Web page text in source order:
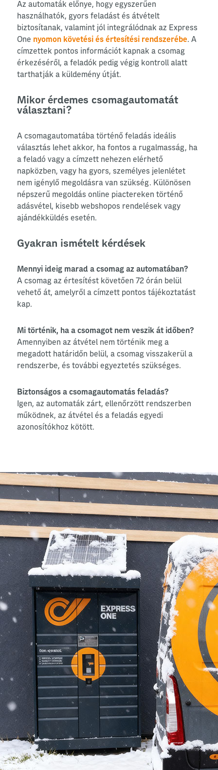
Az automaták előnye, hogy egyszerűen
használhatók, gyors feladást és átvételt
biztosítanak, valamint jól integrálódnak az Express
One nyomon követési és értesítési rendszerébe. A
címzettek pontos információt kapnak a csomag
érkezéséről, a feladók pedig végig kontroll alatt
tarthatják a küldemény útját.
Mikor érdemes csomagautomatát
választani?
A csomagautomatába történő feladás ideális
választás lehet akkor, ha fontos a rugalmasság, ha
a feladó vagy a címzett nehezen elérhető
napközben, vagy ha gyors, személyes jelenlétet
nem igénylő megoldásra van szükség. Különösen
népszerű megoldás online piactereken történő
adásvétel, kisebb webshopos rendelések vagy
ajándékküldés esetén.
Gyakran ismételt kérdések
Mennyi ideig marad a csomag az automatában?
A csomag az értesítést követően 72 órán belül
vehető át, amelyről a címzett pontos tájékoztatást
kap.
Mi történik, ha a csomagot nem veszik át időben?
Amennyiben az átvétel nem történik meg a
megadott határidőn belül, a csomag visszakerül a
rendszerbe, és további egyeztetés szükséges.
Biztonságos a csomagautomatás feladás?
Igen, az automaták zárt, ellenőrzött rendszerben
működnek, az átvétel és a feladás egyedi
azonosítókhoz kötött.